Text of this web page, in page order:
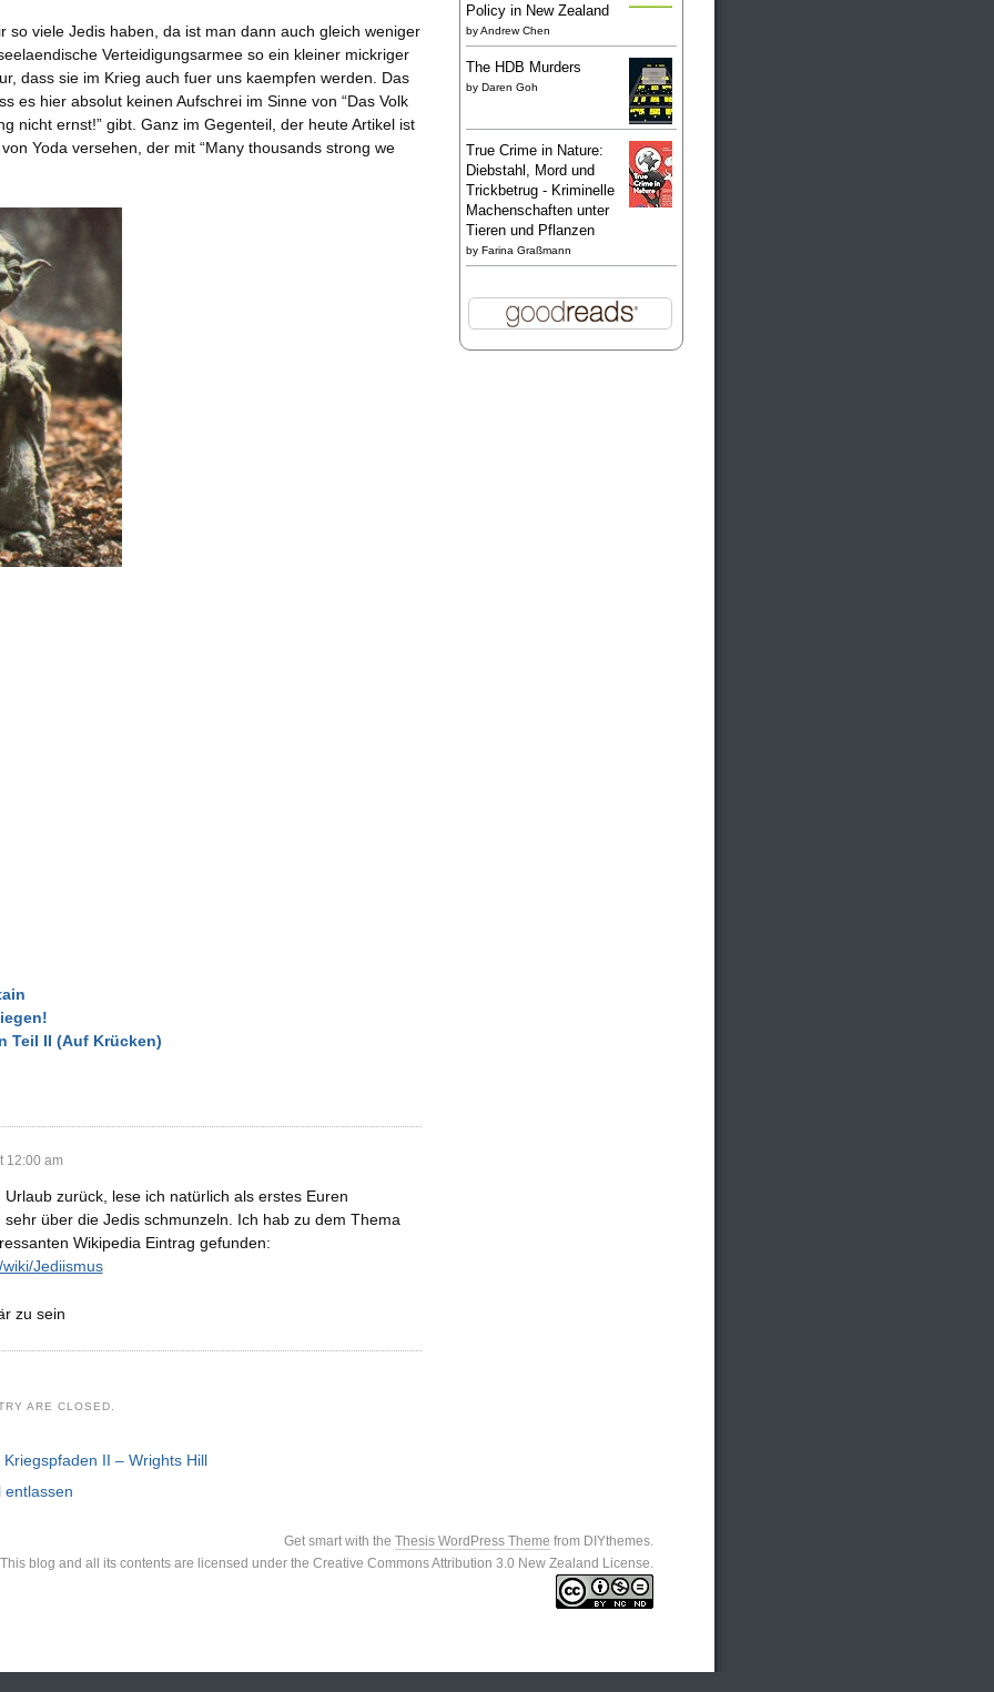
so viele Jedis haben, da ist man dann auch gleich weniger
Verteidigungsarmee so ein kleiner mickriger
dass sie im Krieg auch fuer uns kaempfen werden. Das
es hier absolut keinen Aufschrei im Sinne von “Das Volk
nicht ernst!” gibt. Ganz im Gegenteil, der heute Artikel ist
Yoda versehen, der mit “Many thousands strong we
Teil II (Auf Krücken)
12:00 am
zurück, lese ich natürlich als erstes Euren
sehr über die Jedis schmunzeln. Ich hab zu dem Thema
Wikipedia Eintrag gefunden:
Jediismus
zu sein
ARE CLOSED.
Kriegspfaden II – Wrights Hill
entlassen
Policy in New Zealand
byAndrew Chen
The HDB Murders
by Daren Goh
True Crime in Nature:
Diebstahl, Mord und
Trickbetrug - Kriminelle
Machenschaften unter
Tieren und Pflanzen
by Farina Graßmann
Get smart with the Thesis WordPress Theme from DIYthemes.
This blog and all its contents are licensed under the Creative Commons Attribution 3.0 New Zealand License.